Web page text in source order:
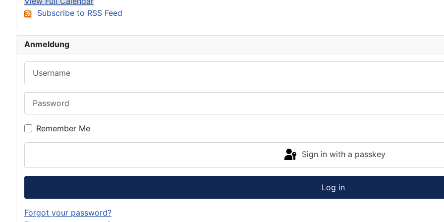
Subscribe to RSS Feed
Anmeldung
Remember Me
Sign in with a passkey
Log in
Forgot your password?